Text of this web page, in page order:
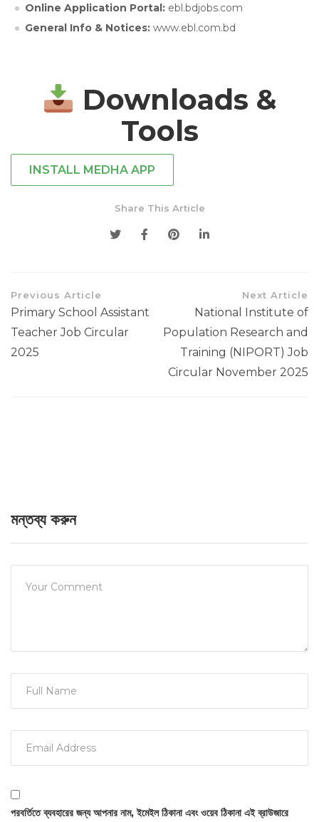
Online Application Portal: ebl.bdjobs.com
General Info & Notices: www.ebl.com.bd
Downloads &
Tools
INSTALL MEDHA APP
Share This Article
Previous Article
Primary School Assistant
Teacher Job Circular
2025
Next Article
National Institute of
Population Research and
Training (NIPORT) Job
Circular November 2025
মন্তব্য করুন
পরবর্তিতে ব্যবহারের জন্য আপনার নাম, ইমেইল ঠিকানা এবং ওয়েব ঠিকানা এই ব্রাউজারে